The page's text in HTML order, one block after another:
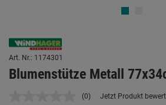
Art. Nr.: 1174301
Blumenstütze Metall
Kein
(0) Jetzt Produkt